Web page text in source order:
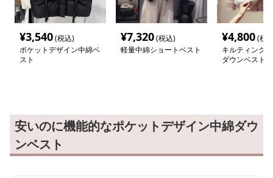
¥3,540(税込)
ポケットデザイン中綿ベ
スト
¥7,320(税込)
軽量中綿ショートベスト
¥4,800(税
キルティング
ダウンベスト
安いのに機能的なポケットデザイン中綿ダウ
ンベスト